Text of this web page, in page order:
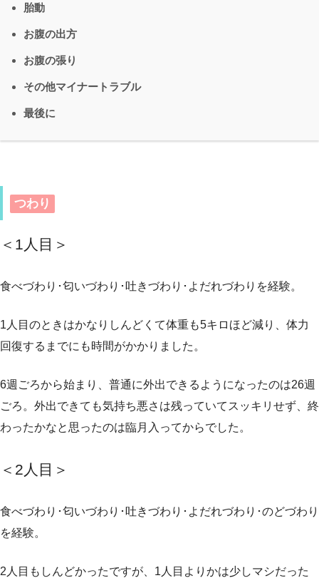
胎動
お腹の出方
お腹の張り
その他マイナートラブル
最後に
つわり
＜1人目＞
食べづわり･匂いづわり･吐きづわり･よだれづわりを経験。
1人目のときはかなりしんどくて体重も5キロほど減り、体力
回復するまでにも時間がかかりました。
6週ごろから始まり、普通に外出できるようになったのは26週
ごろ。外出できても気持ち悪さは残っていてスッキリせず、終
わったかなと思ったのは臨月入ってからでした。
＜2人目 ＞
食べづわり･匂いづわり･吐きづわり･よだれづわり･のどづわり
を経験。
2人目もしんどかったですが、1人目よりかは少しマシだった